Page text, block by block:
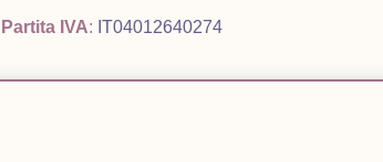
Partita IVA: IT04012640274